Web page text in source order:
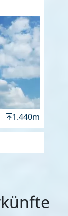
1.440m